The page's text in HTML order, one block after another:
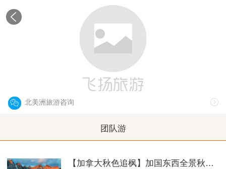
北美洲旅游咨询
团队游
【加拿大秋色追枫】加国东西全景秋日